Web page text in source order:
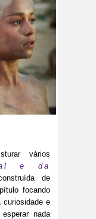
vários
e da
de
focando
curiosidade e
nada